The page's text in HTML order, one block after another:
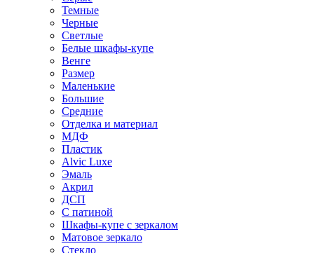
Темные
Черные
Светлые
Белые шкафы-купе
Венге
Размер
Маленькие
Большие
Средние
Отделка и материал
МДФ
Пластик
Alvic Luxe
Эмаль
Акрил
ДСП
С патиной
Шкафы-купе с зеркалом
Матовое зеркало
Стекло